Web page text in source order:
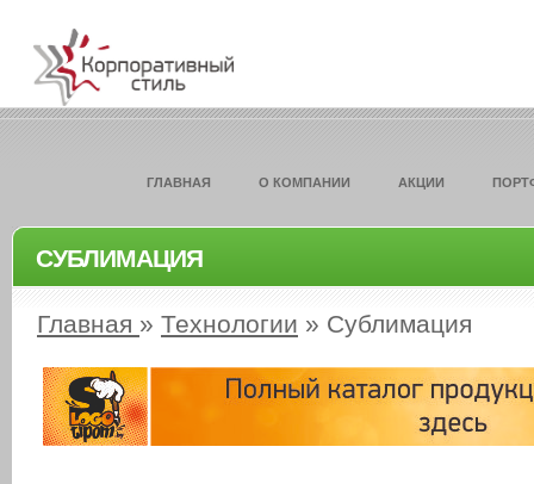
ГЛАВНАЯ О КОМПАНИИ АКЦИИ
СУБЛИМАЦИЯ
Главная » Технологии » Сублимация